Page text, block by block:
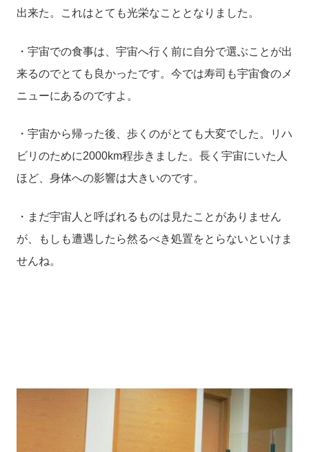
出来た。これはとても光栄なこととなりました。
・宇宙での食事は、宇宙へ行く前に自分で選ぶことが出
来るのでとても良かったです。今では寿司も宇宙食のメ
ニューにあるのですよ。
・宇宙から帰った後、歩くのがとても大変でした。リハ
ビリのために2000km程歩きました。長く宇宙にいた人
ほど、身体への影響は大きいのです。
・まだ宇宙人と呼ばれるものは見たことがありません
が、もしも遭遇したら然るべき処置をとらないといけま
せんね。